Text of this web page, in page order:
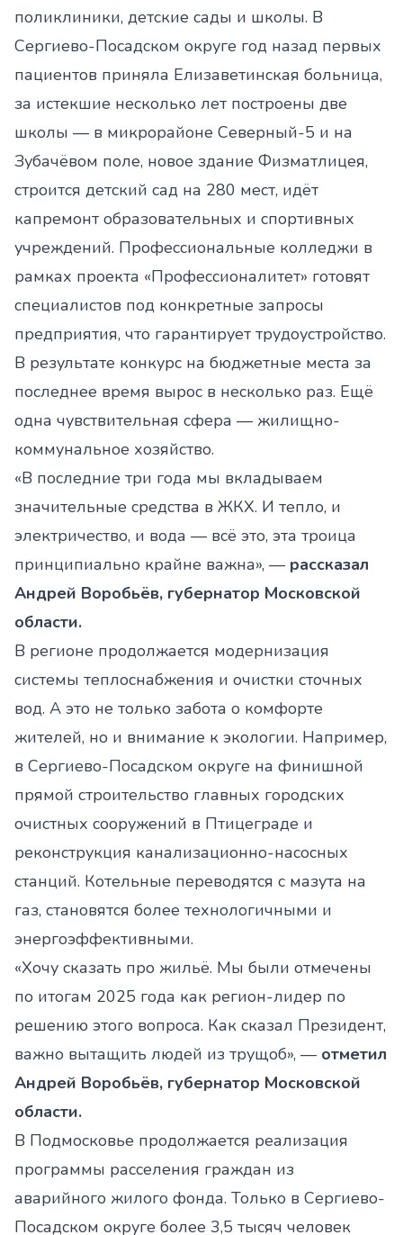
поликлиники, детские сады и школы. В
Сергиево-Посадском округе год назад первых
пациентов приняла Елизаветинская больница,
за истекшие несколько лет построены две
школы — в микрорайоне Северный-5 и на
Зубачёвом поле, новое здание Физматлицея,
строится детский сад на 280 мест, идёт
капремонт образовательных и спортивных
учреждений. Профессиональные колледжи в
рамках проекта «Профессионалитет» готовят
специалистов под конкретные запросы
предприятия, что гарантирует трудоустройство.
В результате конкурс на бюджетные места за
последнее время вырос в несколько раз. Ещё
одна чувствительная сфера — жилищно-
коммунальное хозяйство.
«В последние три года мы вкладываем
значительные средства в ЖКХ. И тепло, и
электричество, и вода — всё это, эта троица
принципиально крайне важна», — рассказал
Андрей Воробьёв, губернатор Московской
области.
В регионе продолжается модернизация
системы теплоснабжения и очистки сточных
вод. А это не только забота о комфорте
жителей, но и внимание к экологии. Например,
в Сергиево-Посадском округе на финишной
прямой строительство главных городских
очистных сооружений в Птицеграде и
реконструкция канализационно-насосных
станций. Котельные переводятся с мазута на
газ, становятся более технологичными и
энергоэффективными.
«Хочу сказать про жильё. Мы были отмечены
по итогам 2025 года как регион-лидер по
решению этого вопроса. Как сказал Президент,
важно вытащить людей из трущоб», — отметил
Андрей Воробьёв, губернатор Московской
области.
В Подмосковье продолжается реализация
программы расселения граждан из
аварийного жилого фонда. Только в Сергиево-
Посадском округе более 3,5 тысяч человек